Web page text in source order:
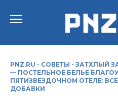
PNZ.RU - СОВЕТЫ - ЗАТХЛЫЙ
— ПОСТЕЛЬНОЕ БЕЛЬЕ
ПЯТИЗВЕЗДОЧНОМ ОТЕЛЕ:
ДОБАВКИ